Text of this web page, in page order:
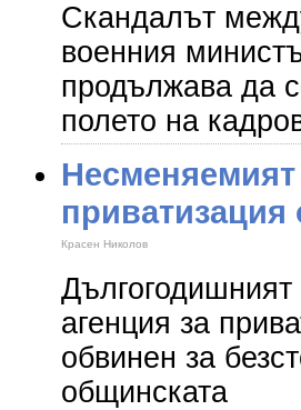
Скандалът
военния
продължава да
полето на
приватизация
Красен Николов
агенция за
обвинен за
общинската